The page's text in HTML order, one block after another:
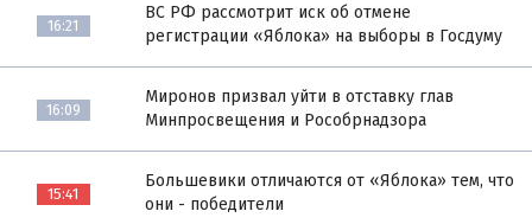
16:21
ВС РФ рассмотрит иск об отмене
регистрации «Яблока» на выборы в Госдуму
16:09
Миронов призвал уйти в отставку глав
Минпросвещения и Рособрнадзора
15:41
Большевики отличаются от «Яблока» тем, что
они - победители